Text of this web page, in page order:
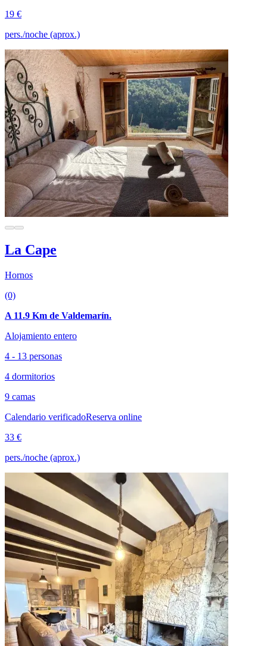
19 €
pers./noche (aprox.)
La Cape
Hornos
(0)
A 11.9 Km de Valdemarín.
Alojamiento entero
4 - 13 personas
4 dormitorios
9 camas
Calendario verificadoReserva online
33 €
pers./noche (aprox.)